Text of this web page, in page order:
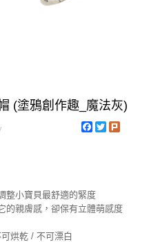
(塗鴉創作趣_魔法灰)
Facebook
Twitter
整小寶貝最舒適的緊度
的親膚感，卻保有立體萌感度
烘乾 / 不可漂白